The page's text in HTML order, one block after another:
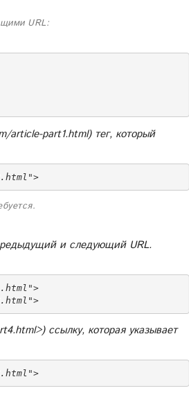
URL:
article-part1.html) тег, который
и следующий URL.
<link rel="next" href="http://www.example.com/article-part3.html">
ссылку, которая указывает